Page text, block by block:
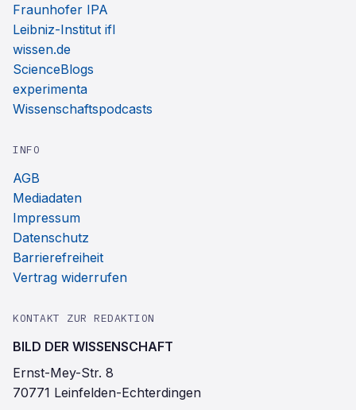
Fraunhofer IPA
Leibniz-Institut ifl
wissen.de
ScienceBlogs
experimenta
Wissenschaftspodcasts
INFO
AGB
Mediadaten
Impressum
Datenschutz
Barrierefreiheit
Vertrag widerrufen
KONTAKT ZUR REDAKTION
BILD DER WISSENSCHAFT
Ernst-Mey-Str. 8
70771 Leinfelden-Echterdingen